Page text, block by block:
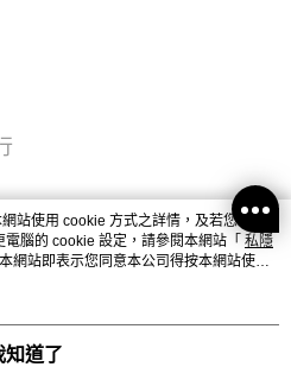
以上免運費
，下單後客服會再聯絡酌
站使用 cookie 方式之詳情，及若您不希
腦的 cookie 設定，請參閱本網站「 私隱
網站即表示您同意本公司得按本網站使用
知道了